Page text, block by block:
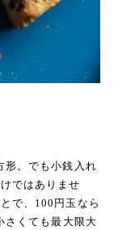
形。でも小銭入れ
ではありませ
で、100円玉なら
さくても最大限大